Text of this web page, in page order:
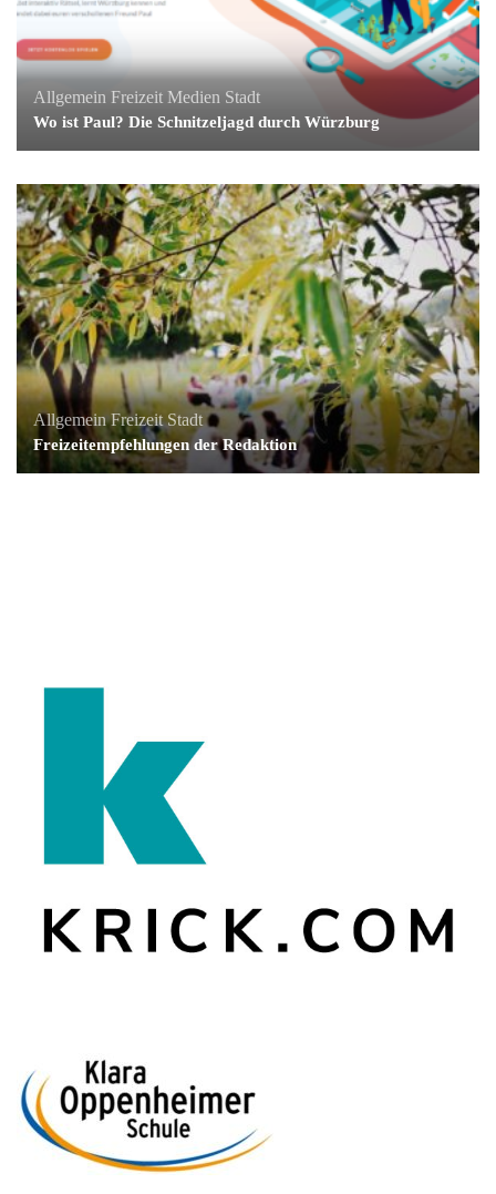
Allgemein Freizeit Medien Stadt
Wo ist Paul? Die Schnitzeljagd durch Würzburg
Allgemein Freizeit Stadt
Freizeitempfehlungen der Redaktion